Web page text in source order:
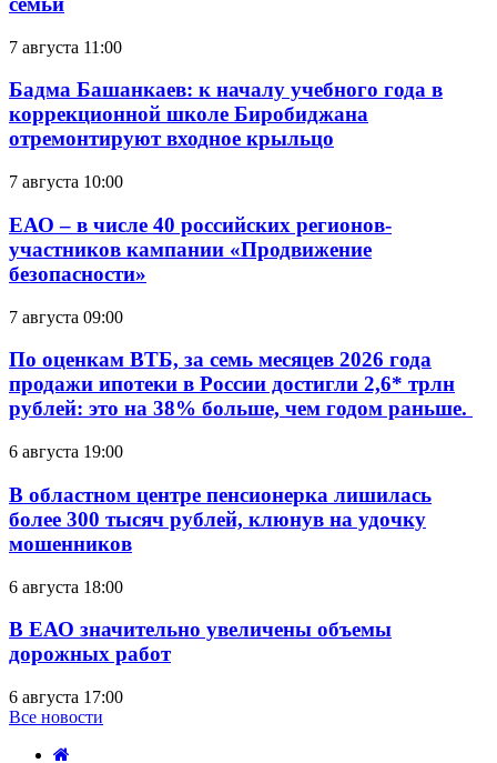
7 августа 11:00
Бадма Башанкаев: к началу учебного года в
коррекционной школе Биробиджана
отремонтируют входное крыльцо
7 августа 10:00
ЕАО – в числе 40 российских регионов-
участников кампании «Продвижение
безопасности»
7 августа 09:00
По оценкам ВТБ, за семь месяцев 2026 года
продажи ипотеки в России достигли 2,6* трлн
рублей: это на 38% больше, чем годом раньше.
6 августа 19:00
В областном центре пенсионерка лишилась
более 300 тысяч рублей, клюнув на удочку
мошенников
6 августа 18:00
В ЕАО значительно увеличены объемы
дорожных работ
6 августа 17:00
Все новости